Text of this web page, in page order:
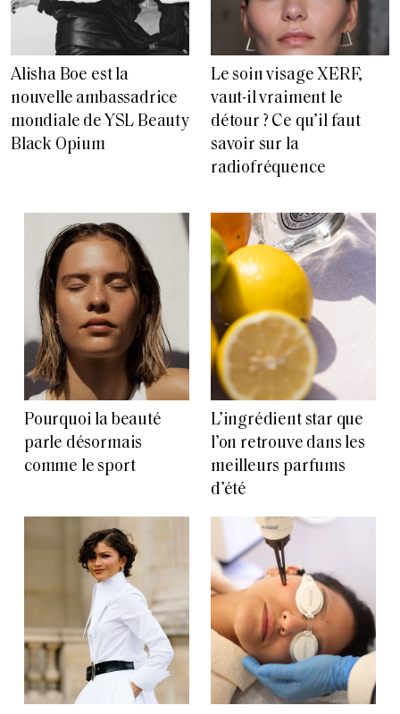
Alisha Boe est la
nouvelle ambassadrice
mondiale de YSL Beauty
Black Opium
Le soin visage XERF,
vaut-il vraiment le
détour ? Ce qu’il faut
savoir sur la
radiofréquence
Pourquoi la beauté
parle désormais
comme le sport
L’ingrédient star que
l’on retrouve dans les
meilleurs parfums
d’été